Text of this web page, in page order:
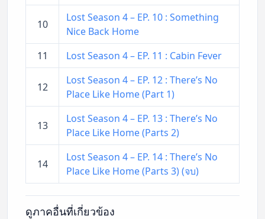
10
Lost Season 4 – EP. 10 : Something
Nice Back Home
11
Lost Season 4 – EP. 11 : Cabin Fever
12
Lost Season 4 – EP. 12 : There’s No
Place Like Home (Part 1)
13
Lost Season 4 – EP. 13 : There’s No
Place Like Home (Parts 2)
14
Lost Season 4 – EP. 14 : There’s No
Place Like Home (Parts 3) (จบ)
ดูภาคอื่นที่เกี่ยวข้อง